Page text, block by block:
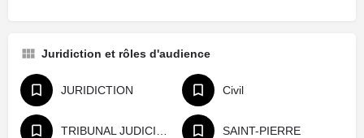
Juridiction et rôles d'audience
JURIDICTION Civil
SAINT-PIERRE